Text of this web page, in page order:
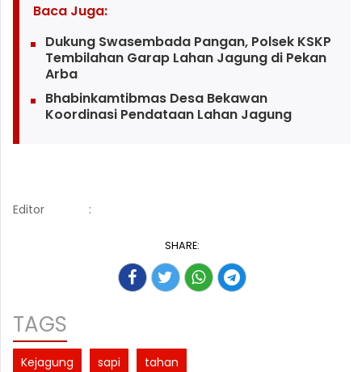
Baca Juga:
Dukung Swasembada Pangan, Polsek KSKP
Tembilahan Garap Lahan Jagung di Pekan
Arba
Bhabinkamtibmas Desa Bekawan
Koordinasi Pendataan Lahan Jagung
Editor :
SHARE:
TAGS
Kejagung sapi tahan